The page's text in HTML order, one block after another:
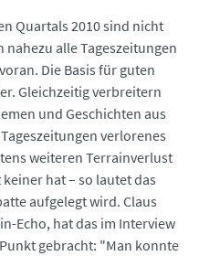
Quartals 2010 sind nicht
alle Tageszeitungen
Die Basis für guten
Gleichzeitig verbreitern
und Geschichten aus
verlorenes
weiteren Terrainverlust
hat – so lautet das
aufgelegt wird. Claus
Echo, hat das im Interview
gebracht: "Man konnte